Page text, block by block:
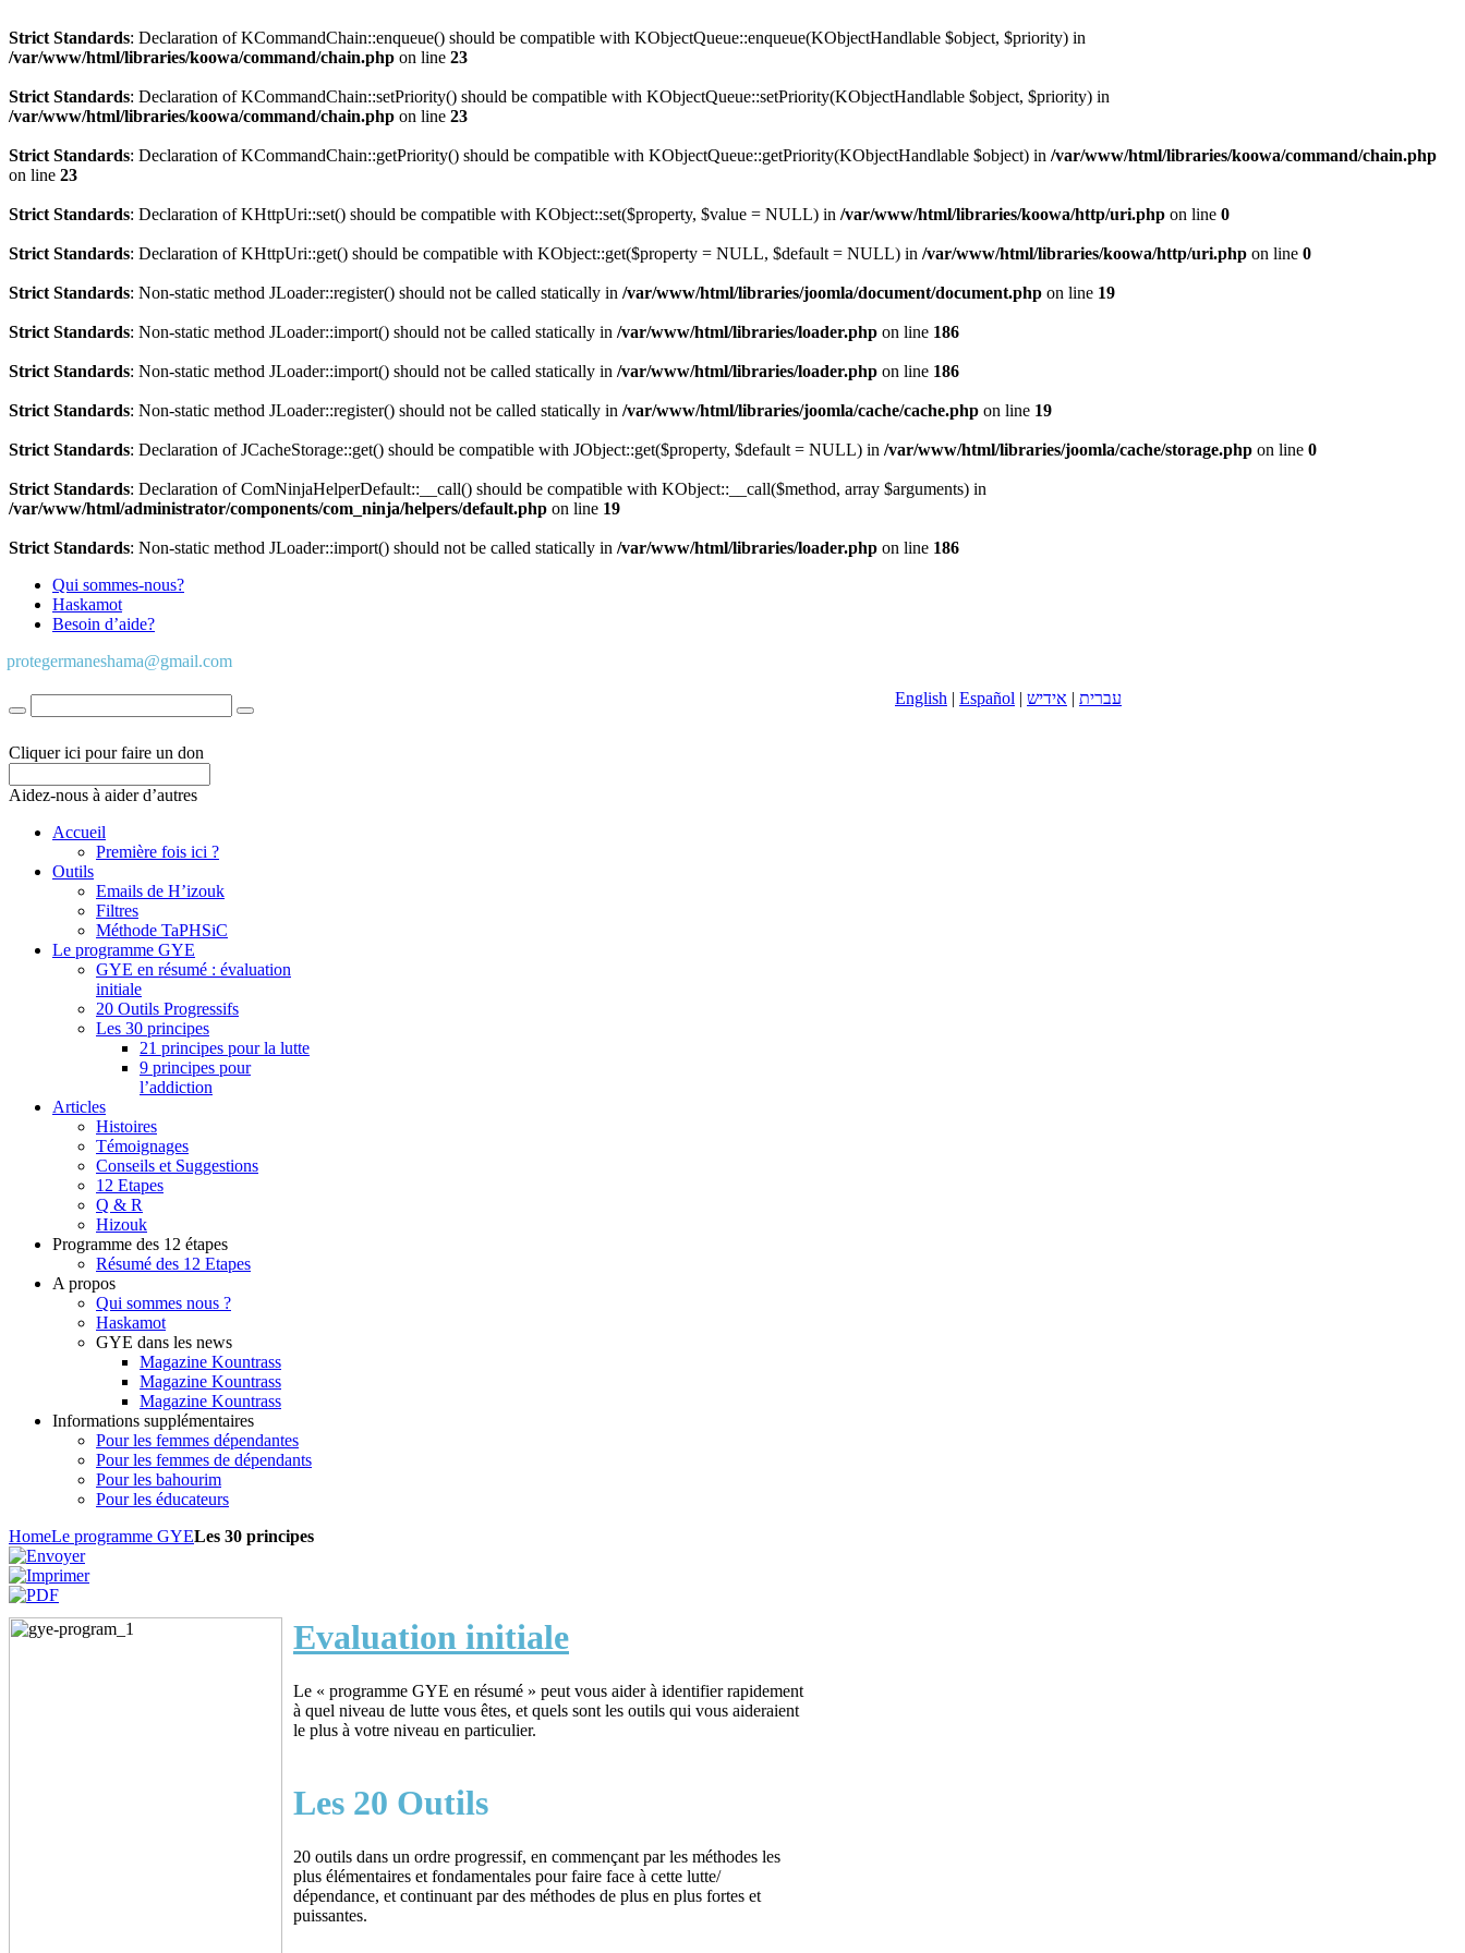
Strict Standards: Declaration of KCommandChain::enqueue() should be compatible with KObjectQueue::enqueue(KObjectHandlable $object, $priority) in
/var/www/html/libraries/koowa/command/chain.php on line 23
Strict Standards: Declaration of KCommandChain::setPriority() should be compatible with KObjectQueue::setPriority(KObjectHandlable $object, $priority) in
/var/www/html/libraries/koowa/command/chain.php on line 23
Strict Standards: Declaration of KCommandChain::getPriority() should be compatible with KObjectQueue::getPriority(KObjectHandlable $object) in /var/www/html/libraries/koowa/command/chain.php
on line 23
Strict Standards: Declaration of KHttpUri::set() should be compatible with KObject::set($property, $value = NULL) in /var/www/html/libraries/koowa/http/uri.php on line 0
Strict Standards: Declaration of KHttpUri::get() should be compatible with KObject::get($property = NULL, $default = NULL) in /var/www/html/libraries/koowa/http/uri.php on line 0
Strict Standards: Non-static method JLoader::register() should not be called statically in /var/www/html/libraries/joomla/document/document.php on line 19
Strict Standards: Non-static method JLoader::import() should not be called statically in /var/www/html/libraries/loader.php on line 186
Strict Standards: Non-static method JLoader::import() should not be called statically in /var/www/html/libraries/loader.php on line 186
Strict Standards: Non-static method JLoader::register() should not be called statically in /var/www/html/libraries/joomla/cache/cache.php on line 19
Strict Standards: Declaration of JCacheStorage::get() should be compatible with JObject::get($property, $default = NULL) in /var/www/html/libraries/joomla/cache/storage.php on line 0
Strict Standards: Declaration of ComNinjaHelperDefault::__call() should be compatible with KObject::__call($method, array $arguments) in
/var/www/html/administrator/components/com_ninja/helpers/default.php on line 19
Strict Standards: Non-static method JLoader::import() should not be called statically in /var/www/html/libraries/loader.php on line 186
Qui sommes-nous?
Haskamot
Besoin d’aide?
protegermaneshama@gmail.com
English | Español | עברית | אידיש
Cliquer ici pour faire un don
Aidez-nous à aider d’autres
Accueil
Première fois ici ?
Outils
Emails de H’izouk
Filtres
Méthode TaPHSiC
Le programme GYE
GYE en résumé : évaluation
initiale
20 Outils Progressifs
Les 30 principes
21 principes pour la lutte
9 principes pour
l’addiction
Articles
Histoires
Témoignages
Conseils et Suggestions
12 Etapes
Q & R
Hizouk
Programme des 12 étapes
Résumé des 12 Etapes
A propos
Qui sommes nous ?
Haskamot
GYE dans les news
Magazine Kountrass
Magazine Kountrass
Magazine Kountrass
Informations supplémentaires
Pour les femmes dépendantes
Pour les femmes de dépendants
Pour les bahourim
Pour les éducateurs
HomeLe programme GYELes 30 principes
Evaluation initiale
Le « programme GYE en résumé » peut vous aider à identifier rapidement
à quel niveau de lutte vous êtes, et quels sont les outils qui vous aideraient
le plus à votre niveau en particulier.
Les 20 Outils
20 outils dans un ordre progressif, en commençant par les méthodes les
plus élémentaires et fondamentales pour faire face à cette lutte/
dépendance, et continuant par des méthodes de plus en plus fortes et
puissantes.